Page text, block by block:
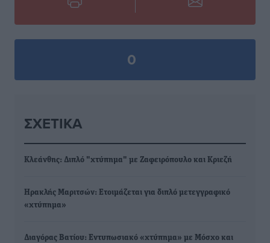
0
ΣΧΕΤΙΚΆ
Κλεάνθης: Διπλό "χτύπημα" με Ζαφειρόπουλο και Κριεζή
Ηρακλής Μαριτσών: Ετοιμάζεται για διπλό μετεγγραφικό
«χτύπημα»
Διαγόρας Βατίου: Εντυπωσιακό «χτύπημα» με Μόσχο και